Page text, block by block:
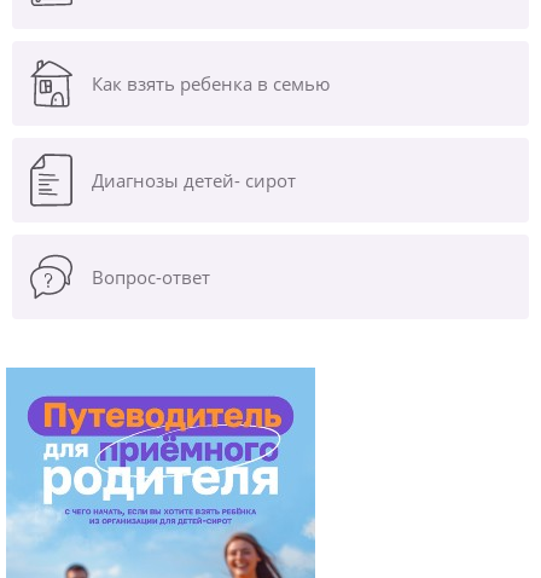
Как взять ребенка в семью
Диагнозы детей- сирот
Вопрос-ответ